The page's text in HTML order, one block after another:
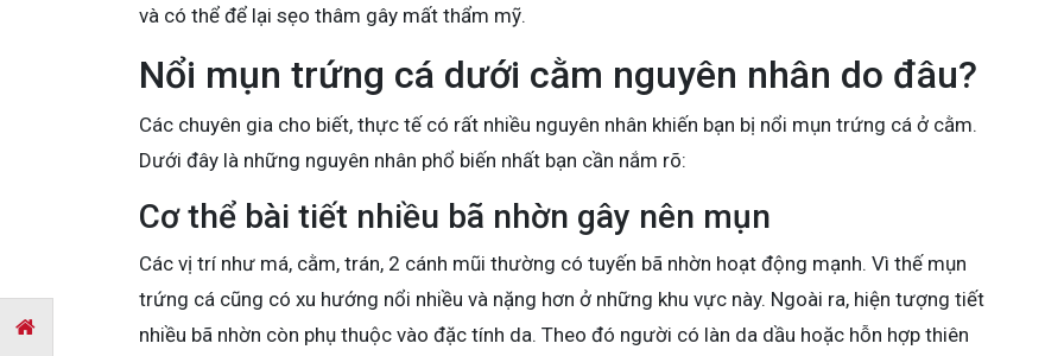
và có thể để lại sẹo thâm gây mất thẩm mỹ.
Nổi mụn trứng cá dưới cằm nguyên nhân do đâu?
Các chuyên gia cho biết, thực tế có rất nhiều nguyên nhân khiến bạn bị nổi mụn trứng cá ở cằm.
Dưới đây là những nguyên nhân phổ biến nhất bạn cần nắm rõ:
Cơ thể bài tiết nhiều bã nhờn gây nên mụn
Các vị trí như má, cằm, trán, 2 cánh mũi thường có tuyến bã nhờn hoạt động mạnh. Vì thế mụn
trứng cá cũng có xu hướng nổi nhiều và nặng hơn ở những khu vực này. Ngoài ra, hiện tượng tiết
nhiều bã nhờn còn phụ thuộc vào đặc tính da. Theo đó người có làn da dầu hoặc hỗn hợp thiên